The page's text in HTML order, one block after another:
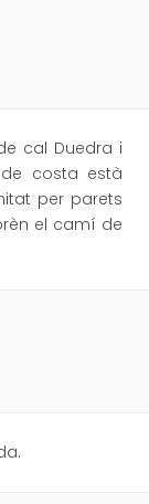
cal Duedra i
costa està
per parets
el camí de